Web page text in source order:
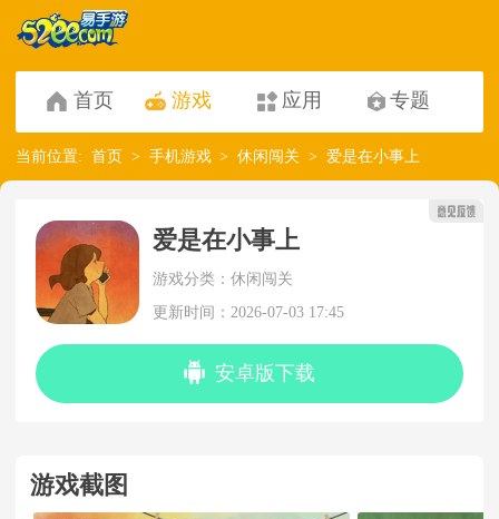
首页 游戏 应用 专题
当前位置: 首页 手机游戏 休闲闯关 爱是在小事上
爱是在小事上
游戏分类：休闲闯关
更新时间：2026-07-03 17:45
安卓版下载
游戏截图